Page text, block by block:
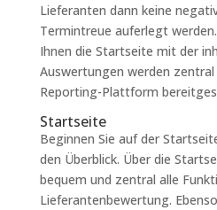
Lieferanten dann keine
Termintreue auferlegt
Ihnen die Startseite mit der
Auswertungen werden
Reporting-Plattform
Startseite
Beginnen Sie auf der
den Überblick. Über die
bequem und zentral alle
Lieferantenbewertung.